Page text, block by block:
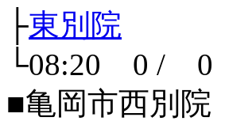
├東別院
└08:20 0 / 0
■亀岡市西別院